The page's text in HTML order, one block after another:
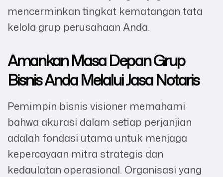
mencerminkan tingkat kematangan tata
kelola grup perusahaan Anda.
Amankan Masa Depan Grup
Bisnis Anda Melalui Jasa Notaris
Pemimpin bisnis visioner memahami
bahwa akurasi dalam setiap perjanjian
adalah fondasi utama untuk menjaga
kepercayaan mitra strategis dan
kedaulatan operasional. Organisasi yang